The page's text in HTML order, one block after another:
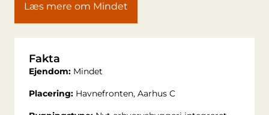
Læs mere om Mindet
Fakta
Ejendom: Mindet
Placering: Havnefronten, Aarhus C